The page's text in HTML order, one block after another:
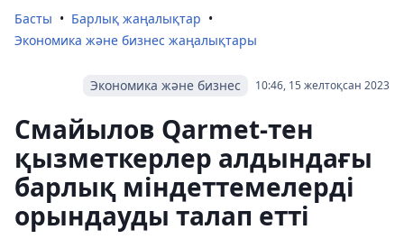
Басты
Барлық жаңалықтар
Экономика және бизнес жаңалықтары
10:46, 15 желтоқсан 2023
Экономика және бизнес
Смайылов Qarmet-тен
қызметкерлер алдындағы
барлық міндеттемелерді
орындауды талап етті